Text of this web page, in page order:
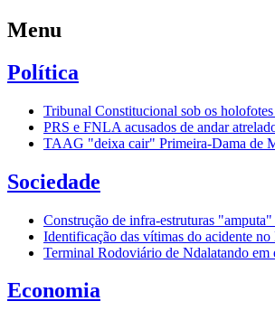
Menu
Política
Tribunal Constitucional sob os holofotes
PRS e FNLA acusados de andar
TAAG "deixa cair" Primeira-Dama de
Sociedade
Construção de infra-estruturas
Identificação das vítimas do acidente
Terminal Rodoviário de Ndalatando em
Economia